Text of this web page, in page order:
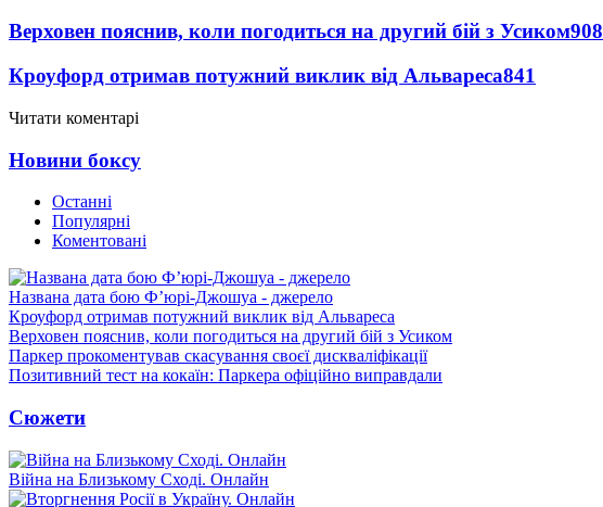
Верховен пояснив, коли погодиться на другий бій з Усиком908
Кроуфорд отримав потужний виклик від Альвареса841
Читати коментарі
Новини боксу
Останні
Популярні
Коментовані
Названа дата бою Ф’юрі-Джошуа - джерело
Кроуфорд отримав потужний виклик від Альвареса
Верховен пояснив, коли погодиться на другий бій з Усиком
Паркер прокоментував скасування своєї дискваліфікації
Позитивний тест на кокаїн: Паркера офіційно виправдали
Сюжети
Війна на Близькому Сході. Онлайн